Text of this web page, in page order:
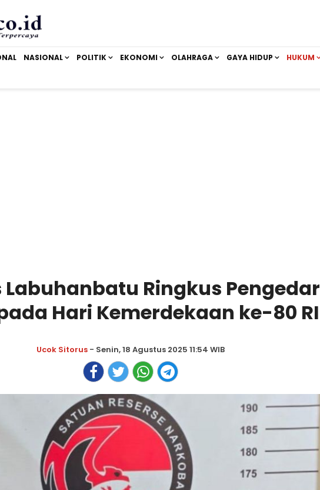
NASIONAL POLITIK EKONOMI OLAHRAGA GAYA HIDUP HUKUM
Labuhanbatu Ringkus Pengedar
Hari Kemerdekaan ke-80 RI
Ucok Sitorus - Senin, 18 Agustus 2025 11:54 WIB